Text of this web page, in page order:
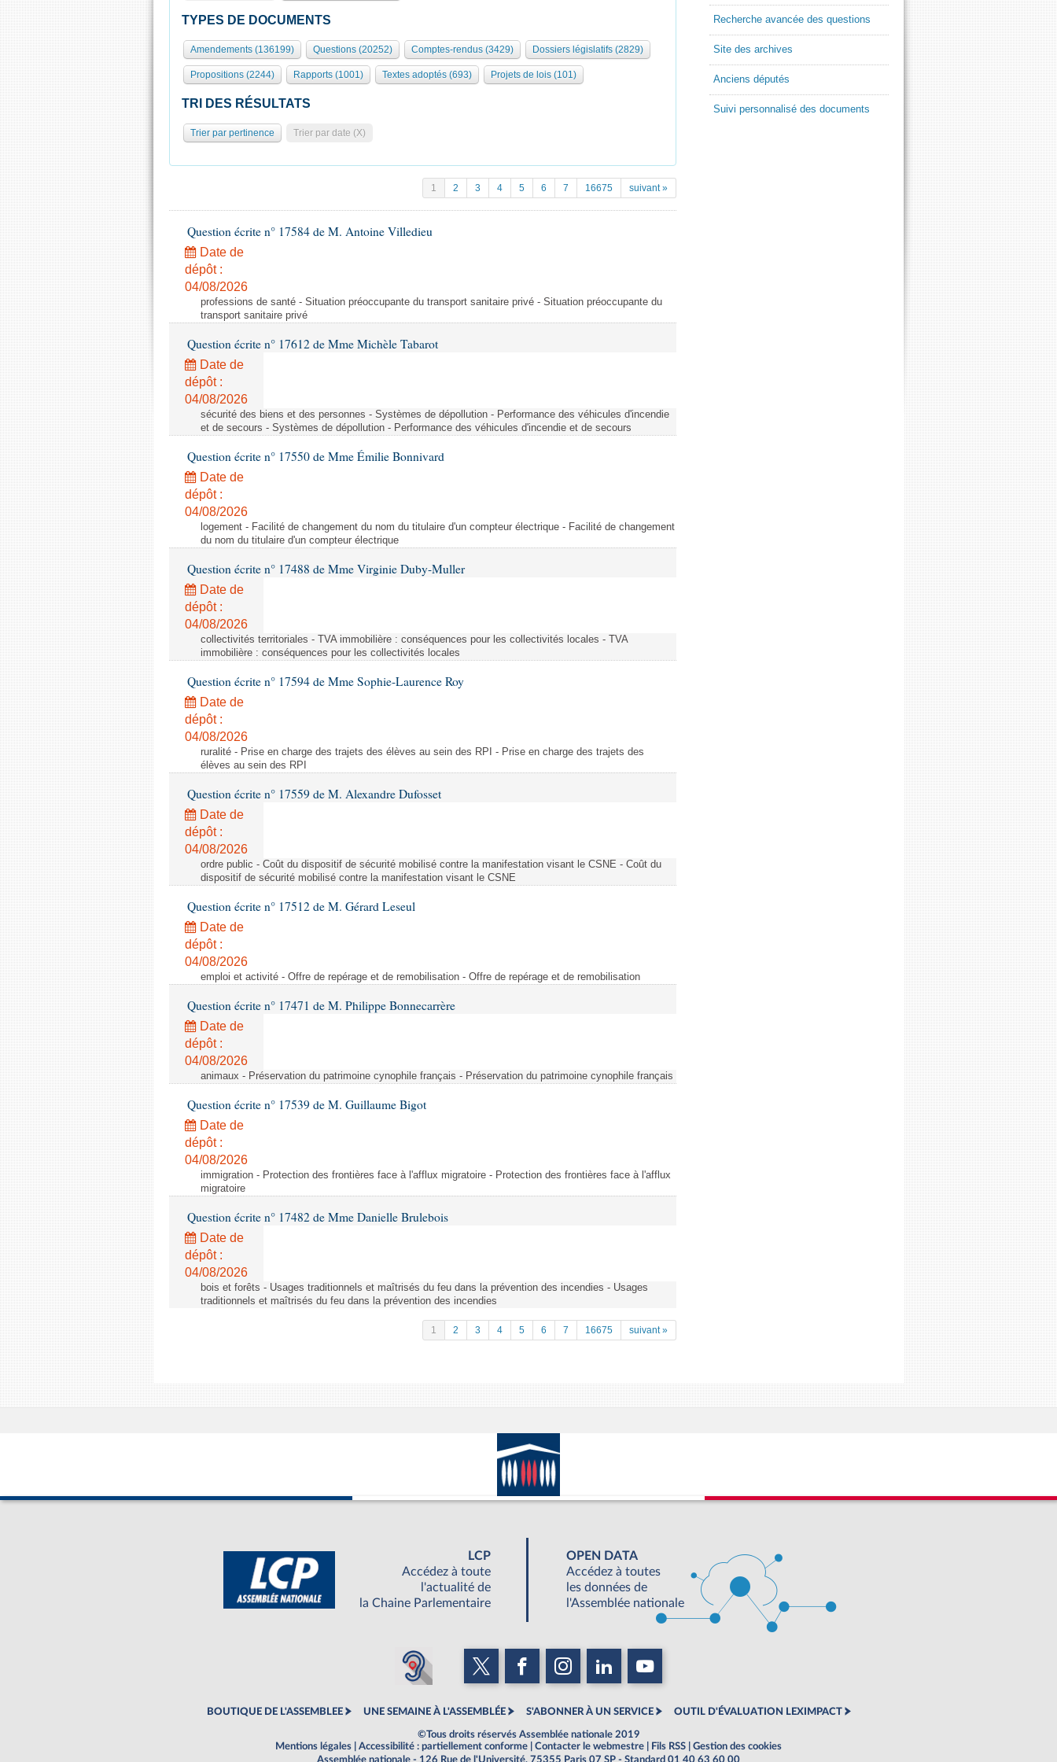
TYPES DE DOCUMENTS
Amendements (136199) Questions (20252) Comptes-rendus (3429) Dossiers législatifs (2829)
Propositions (2244) Rapports (1001) Textes adoptés (693) Projets de lois (101)
TRI DES RÉSULTATS
Trier par pertinence Trier par date (X)
1 2 3 4 5 6 7 16675 suivant »
Question écrite n° 17584 de M. Antoine Villedieu
Date de
dépôt :
04/08/2026
professions de santé - Situation préoccupante du transport sanitaire privé - Situation préoccupante du
transport sanitaire privé
Question écrite n° 17612 de Mme Michèle Tabarot
Date de
dépôt :
04/08/2026
sécurité des biens et des personnes - Systèmes de dépollution - Performance des véhicules d'incendie
et de secours - Systèmes de dépollution - Performance des véhicules d'incendie et de secours
Question écrite n° 17550 de Mme Émilie Bonnivard
Date de
dépôt :
04/08/2026
logement - Facilité de changement du nom du titulaire d'un compteur électrique - Facilité de changement
du nom du titulaire d'un compteur électrique
Question écrite n° 17488 de Mme Virginie Duby-Muller
Date de
dépôt :
04/08/2026
collectivités territoriales - TVA immobilière : conséquences pour les collectivités locales - TVA
immobilière : conséquences pour les collectivités locales
Question écrite n° 17594 de Mme Sophie-Laurence Roy
Date de
dépôt :
04/08/2026
ruralité - Prise en charge des trajets des élèves au sein des RPI - Prise en charge des trajets des
élèves au sein des RPI
Question écrite n° 17559 de M. Alexandre Dufosset
Date de
dépôt :
04/08/2026
ordre public - Coût du dispositif de sécurité mobilisé contre la manifestation visant le CSNE - Coût du
dispositif de sécurité mobilisé contre la manifestation visant le CSNE
Question écrite n° 17512 de M. Gérard Leseul
Date de
dépôt :
04/08/2026
emploi et activité - Offre de repérage et de remobilisation - Offre de repérage et de remobilisation
Question écrite n° 17471 de M. Philippe Bonnecarrère
Date de
dépôt :
04/08/2026
animaux - Préservation du patrimoine cynophile français - Préservation du patrimoine cynophile français
Question écrite n° 17539 de M. Guillaume Bigot
Date de
dépôt :
04/08/2026
immigration - Protection des frontières face à l'afflux migratoire - Protection des frontières face à l'afflux
migratoire
Question écrite n° 17482 de Mme Danielle Brulebois
Date de
dépôt :
04/08/2026
bois et forêts - Usages traditionnels et maîtrisés du feu dans la prévention des incendies - Usages
traditionnels et maîtrisés du feu dans la prévention des incendies
1 2 3 4 5 6 7 16675 suivant »
Recherche avancée des questions
Site des archives
Anciens députés
Suivi personnalisé des documents
LCP
Accédez à toute
l'actualité de
la Chaine Parlementaire
OPEN DATA
Accédez à toutes
les données de
l'Assemblée nationale
BOUTIQUE DE L'ASSEMBLEE UNE SEMAINE À L'ASSEMBLÉE S'ABONNER À UN SERVICE OUTIL D'ÉVALUATION LEXIMPACT
©Tous droits réservés Assemblée nationale 2019
Mentions légales
Accessibilité : partiellement conforme Contacter le webmestre Fils RSS
Gestion des cookies
Assemblée nationale - 126 Rue de l'Université, 75355 Paris 07 SP - Standard 01 40 63 60 00